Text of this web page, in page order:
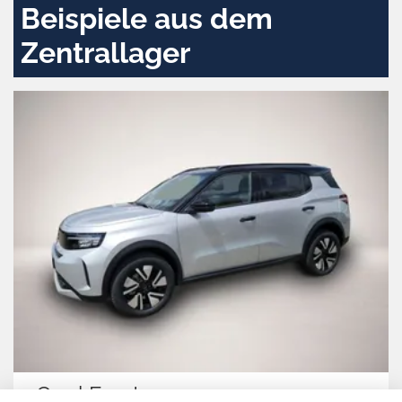
Beispiele aus dem
Zentrallager
Opel Frontera